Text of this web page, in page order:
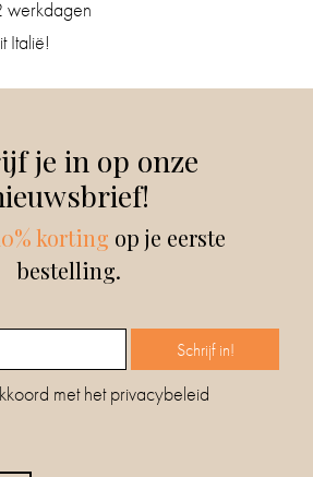
werkdagen
Italië!
je in op onze
korting op je eerste
bestelling.
met het privacybeleid